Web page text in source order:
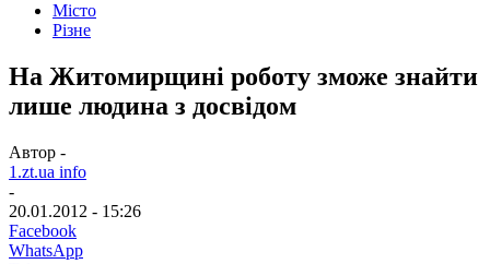
Місто
Різне
На Житомирщині роботу зможе знайти
лише людина з досвідом
Автор -
1.zt.ua info
-
20.01.2012 - 15:26
Facebook
WhatsApp